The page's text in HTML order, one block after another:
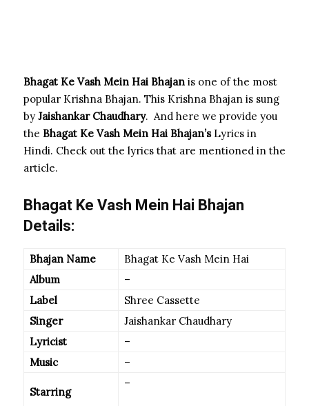
Bhagat Ke Vash Mein Hai Bhajan is one of the most
popular Krishna Bhajan. This Krishna Bhajan is sung
by Jaishankar Chaudhary. And here we provide you
the Bhagat Ke Vash Mein Hai Bhajan’sLyrics in
Hindi. Check out the lyrics that are mentioned in the
article.
Bhagat Ke Vash Mein Hai Bhajan
Details:
Bhajan Name
Bhagat Ke Vash Mein Hai
Album
–
Label
Shree Cassette
Singer
Jaishankar Chaudhary
Lyricist
–
Music
–
Starring
–